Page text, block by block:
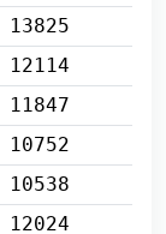
13825
12114
11847
10752
10538
12024